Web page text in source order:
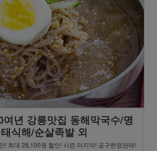
여년 강릉맛집 동해막국수/명
태식해/순살족발 외
! 최대 28,100원 할인! 시즌 마지막! 공구한정판매!